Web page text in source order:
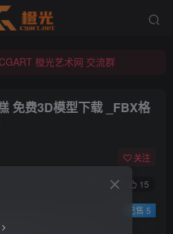
橙光艺术网 交流群
橙光艺术网 交流群
免费3D模型下载 _FBX格
关注
77 15
已售 5